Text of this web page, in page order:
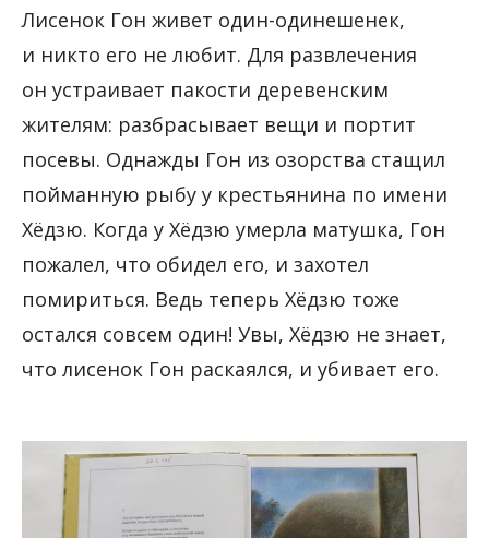
Лисенок Гон живет один-одинешенек,
и никто его не любит. Для развлечения
он устраивает пакости деревенским
жителям: разбрасывает вещи и портит
посевы. Однажды Гон из озорства стащил
пойманную рыбу у крестьянина по имени
Хёдзю. Когда у Хёдзю умерла матушка, Гон
пожалел, что обидел его, и захотел
помириться. Ведь теперь Хёдзю тоже
остался совсем один! Увы, Хёдзю не знает,
что лисенок Гон раскаялся, и убивает его.